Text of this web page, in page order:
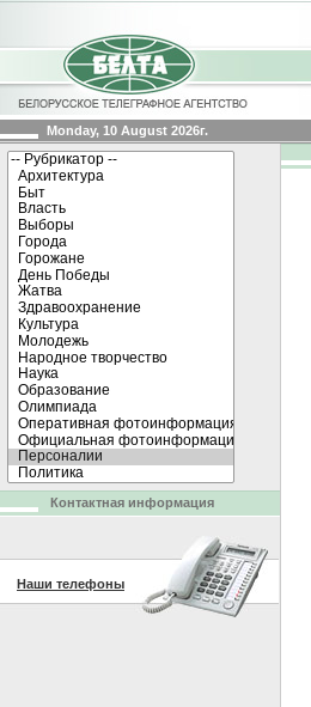
Monday, 10 August 2026г.
Контактная информация
Наши телефоны